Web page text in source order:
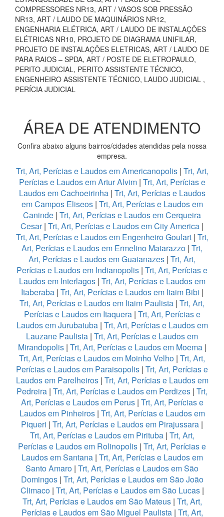
COMPRESSORES NR13, ART / VASOS SOB PRESSÃO
NR13, ART / LAUDO DE MAQUINÁRIOS NR12,
ENGENHARIA ELÉTRICA, ART / LAUDO DE INSTALAÇÕES
ELÉTRICAS NR10, PROJETO DE DIAGRAMA UNIFILAR,
PROJETO DE INSTALAÇÕES ELETRICAS, ART / LAUDO DE
PARA RAIOS – SPDA, ART / POSTE DE ELETROPAULO,
PERITO JUDICIAL, PERITO ASSISTENTE TÉCNICO,
ENGENHEIRO ASSISTENTE TÉCNICO, LAUDO JUDICIAL ,
PERÍCIA JUDICIAL
ÁREA DE ATENDIMENTO
Confira abaixo alguns bairros/cidades atendidas pela nossa
empresa.
Trt, Art, Perícias e Laudos em Americanopolis | Trt, Art,
Perícias e Laudos em Artur Alvim | Trt, Art, Perícias e
Laudos em Cachoeirinha| Trt, Art, Perícias e Laudos
em Campos Eliseos | Trt, Art, Perícias e Laudos em
Caninde | Trt, Art, Perícias e Laudos em Cerqueira
Cesar| Trt, Art, Perícias e Laudos em City America |
Trt, Art, Perícias e Laudos em Engenheiro Goulart | Trt,
Art, Perícias e Laudos em Ermelino Matarazzo | Trt,
Art, Perícias e Laudos em Guaianazes | Trt, Art,
Perícias e Laudos em Indianopolis | Trt, Art, Perícias e
Laudos em Interlagos| Trt, Art, Perícias e Laudos em
Itaberaba| Trt, Art, Perícias e Laudos em Itaim Bibi |
Trt, Art, Perícias e Laudos em Itaim Paulista | Trt, Art,
Perícias e Laudos em Itaquera| Trt, Art, Perícias e
Laudos em Jurubatuba| Trt, Art, Perícias e Laudos em
Lauzane Paulista | Trt, Art, Perícias e Laudos em
Mirandopolis| Trt, Art, Perícias e Laudos em Moema|
Trt, Art, Perícias e Laudos em Moinho Velho | Trt, Art,
Perícias e Laudos em Paraisopolis | Trt, Art, Perícias e
Laudos em Parelheiros| Trt, Art, Perícias e Laudos em
Pedreira | Trt, Art, Perícias e Laudos em Perdizes | Trt,
Art, Perícias e Laudos em Perus| Trt, Art, Perícias e
Laudos em Pinheiros| Trt, Art, Perícias e Laudos em
Piqueri | Trt, Art, Perícias e Laudos em Pirajussara |
Trt, Art, Perícias e Laudos em Pirituba| Trt, Art,
Perícias e Laudos em Rolinopolis | Trt, Art, Perícias e
Laudos em Santana| Trt, Art, Perícias e Laudos em
Santo Amaro | Trt, Art, Perícias e Laudos em São
Domingos| Trt, Art, Perícias e Laudos em São João
Climaco| Trt, Art, Perícias e Laudos em São Lucas|
Trt, Art, Perícias e Laudos em São Mateus | Trt, Art,
Perícias e Laudos em São Miguel Paulista| Trt, Art,